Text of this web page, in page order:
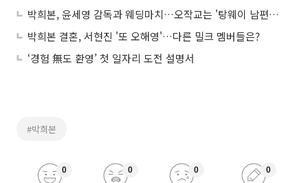
박희본, 윤세영 감독과 웨딩마치…오작교는 '탕웨이 남편' 김태용 감독ㆍ
박희본 결혼, 서현진 '또 오해영'…다른 밀크 멤버들은?
‘경험 無도 환영’ 첫 일자리 도전 설명서
#박희본
0 0 0 0